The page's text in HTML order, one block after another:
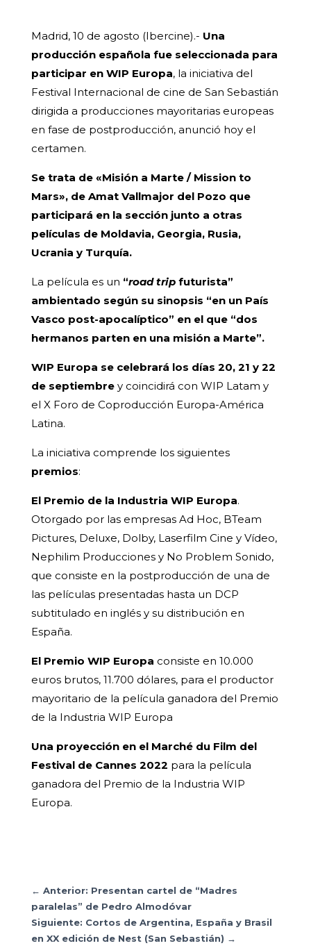
Madrid, 10 de agosto (Ibercine).- Una
producción española fue seleccionada para
participar en WIP Europa, la iniciativa del
Festival Internacional de cine de San Sebastián
dirigida a producciones mayoritarias europeas
en fase de postproducción, anunció hoy el
certamen.
Se trata de «Misión a Marte / Mission to
Mars», de Amat Vallmajor del Pozo que
participará en la sección junto a otras
películas de Moldavia, Georgia, Rusia,
Ucrania y Turquía.
La película es un “road tripfuturista”
ambientado según su sinopsis “en un País
Vasco post-apocalíptico” en el que “dos
hermanos parten en una misión a Marte”.
WIP Europa se celebrará los días 20, 21 y 22
de septiembrey coincidirá con WIP Latam y
el X Foro de Coproducción Europa-América
Latina.
La iniciativa comprende los siguientes
premios:
El Premio de la Industria WIP Europa.
Otorgado por las empresas Ad Hoc, BTeam
Pictures, Deluxe, Dolby, Laserfilm Cine y Vídeo,
Nephilim Producciones y No Problem Sonido,
que consiste en la postproducción de una de
las películas presentadas hasta un DCP
subtitulado en inglés y su distribución en
España.
El Premio WIP Europa consiste en 10.000
euros brutos, 11.700 dólares, para el productor
mayoritario de la película ganadora del Premio
de la Industria WIP Europa
Una proyección en el Marché du Film del
Festival de Cannes 2022 para la película
ganadora del Premio de la Industria WIP
Europa.
← Anterior: Presentan cartel de “Madres
paralelas” de Pedro Almodóvar
Siguiente: Cortos de Argentina, España y Brasil
en XX edición de Nest (San Sebastián) →